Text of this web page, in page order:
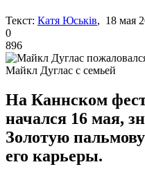
Текст: Катя Юськів, 18 мая
0
896
Майкл Дуглас с семьей
На Каннском
начался 16 мая,
Золотую
его карьеры.